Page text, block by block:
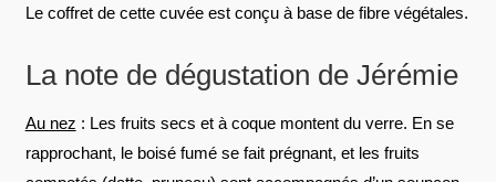
Le coffret de cette cuvée est conçu à base de fibre végétales.
La note de dégustation de Jérémie
Au nez : Les fruits secs et à coque montent du verre. En se
rapprochant, le boisé fumé se fait prégnant, et les fruits